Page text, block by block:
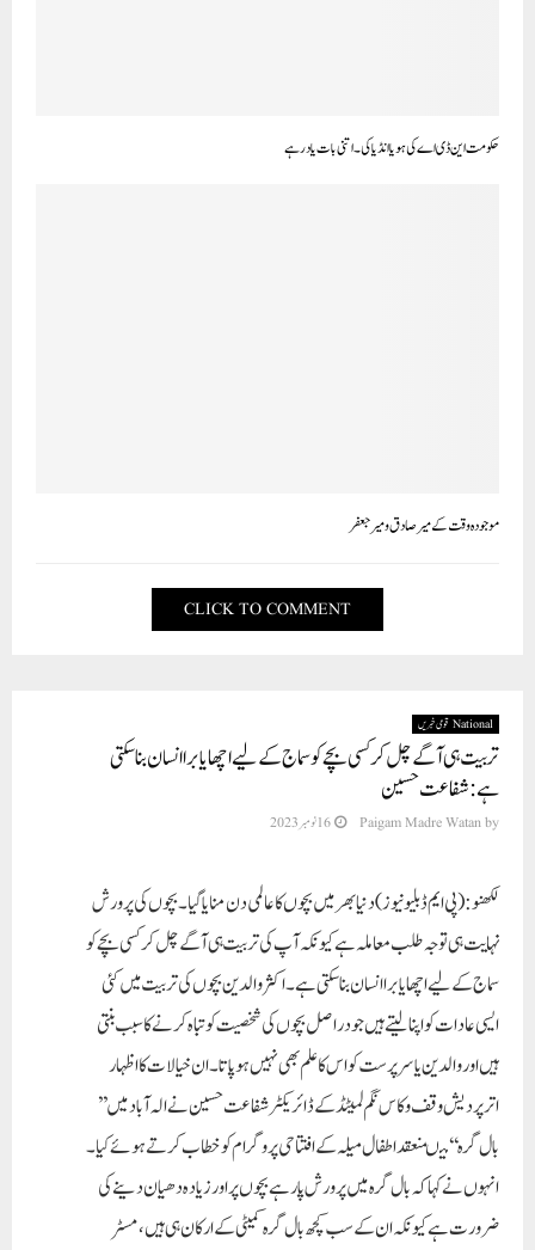
حکومت این ڈی اے کی ہو یا انڈیا کی۔ اتنی بات یاد رہے
موجودہ وقت کے میر صادق و میر جعفر
CLICK TO COMMENT
National قومی خبریں
تربیت ہی آگے چل کر کسی بچے کو سماج کے لیے اچھا یا برا انسان بنا سکتی
ہے:شفاعت حسین
by
Paigam Madre Watan 16 نومبر 2023
لکھنو:(پی ایم ڈبلیو نیوز )دنیا بھر میں بچوں کا عالمی دن منایا گیا۔ بچوں کی پرورش
نہایت ہی توجہ طلب معاملہ ہے کیونکہ آپ کی تربیت ہی آگے چل کر کسی بچے کو
سماج کے لیے اچھا یا برا انسان بنا سکتی ہے۔اکثر والدین بچوں کی تربیت میں کئی
ایسی عادات کو اپنا لیتے ہیں جو دراصل بچوں کی شخصیت کو تباہ کرنے کا سبب بنتی
ہیں اور والدین یاسرپرست کو اس کا علم بھی نہیں ہو پاتا۔ان خیالات کااظہا ر
اترپردیش وقف وکاس نگم لمیٹڈ کے ڈائریکٹر شفاعت حسین نے الہ آباد میں’’
بال گرہ‘‘ میںمنعقداطفال میلہ کے افتتاحی پروگرام کوخطاب کرتے ہوئے کیا ۔
انہوں نے کہا کہ بال گرہ میں پرورش پارہے بچوں پر اورزیادہ دھیان دینے کی
ضرورت ہے کیونکہ ان کے سب کچھ بال گرہ کمیٹی کے ارکان ہی ہیں،مسٹر